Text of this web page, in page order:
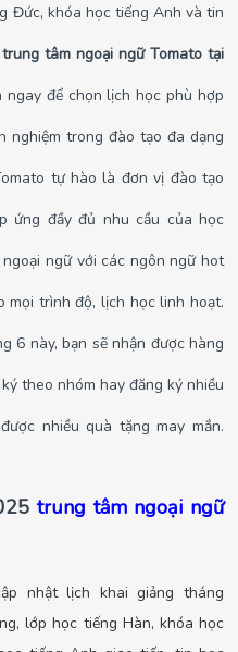
Đức, khóa học tiếng Anh và tin
trung tâm ngoại ngữ Tomato tại
để chọn lịch học phù hợp
nghiệm trong đào tạo đa dạng
tự hào là đơn vị đào tạo
ứng đầy đủ nhu cầu của học
ngữ với các ngôn ngữ hot
mọi trình độ, lịch học linh hoạt.
6 này, bạn sẽ nhận được hàng
theo nhóm hay đăng ký nhiều
nhiều quà tặng may mắn.
trung tâm ngoại ngữ
nhật lịch khai giảng tháng
lớp học tiếng Hàn, khóa học